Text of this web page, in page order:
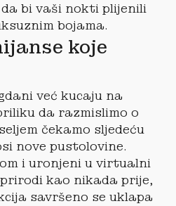
bi vaši nokti plijenili
bojama.
koje
već kucaju na
da razmislimo o
čekamo sljedeću
nove pustolovine.
i uronjeni u virtualni
kao nikada prije,
savršeno se uklapa